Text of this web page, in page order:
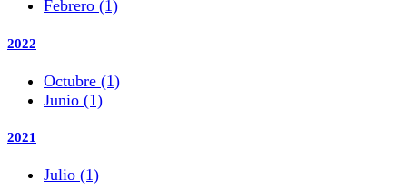
Febrero (1)
2022
Octubre (1)
Junio (1)
2021
Julio (1)